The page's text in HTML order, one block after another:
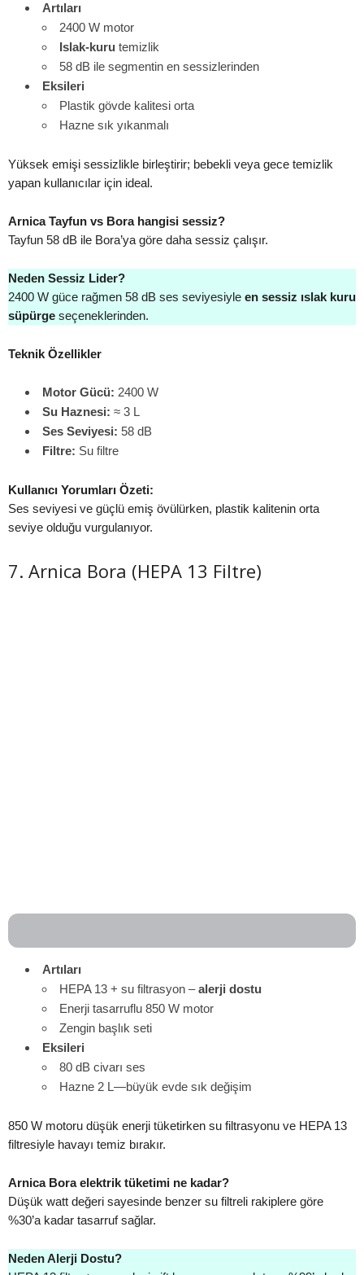
Artıları
2400 W motor
Islak-kuru temizlik
58 dB ile segmentin en sessizlerinden
Eksileri
Plastik gövde kalitesi orta
Hazne sık yıkanmalı
Yüksek emişi sessizlikle birleştirir; bebekli veya gece temizlik
yapan kullanıcılar için ideal.
Arnica Tayfun vs Bora hangisi sessiz?
Tayfun 58 dB ile Bora’ya göre daha sessiz çalışır.
Neden Sessiz Lider?
2400 W güce rağmen 58 dB ses seviyesiyle en sessiz ıslak kuru
süpürge seçeneklerinden.
Teknik Özellikler
Motor Gücü: 2400 W
Su Haznesi: ≈ 3 L
Ses Seviyesi: 58 dB
Filtre: Su filtre
Kullanıcı Yorumları Özeti:
Ses seviyesi ve güçlü emiş övülürken, plastik kalitenin orta
seviye olduğu vurgulanıyor.
7. Arnica Bora (HEPA 13 Filtre)
Artıları
HEPA 13 + su filtrasyon –alerji dostu
Enerji tasarruflu 850 W motor
Zengin başlık seti
Eksileri
80 dB civarı ses
Hazne 2 L—büyük evde sık değişim
850 W motoru düşük enerji tüketirken su filtrasyonu ve HEPA 13
filtresiyle havayı temiz bırakır.
Arnica Bora elektrik tüketimi ne kadar?
Düşük watt değeri sayesinde benzer su filtreli rakiplere göre
%30’a kadar tasarruf sağlar.
Neden Alerji Dostu?